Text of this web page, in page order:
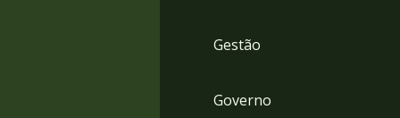
Gestão
Governo